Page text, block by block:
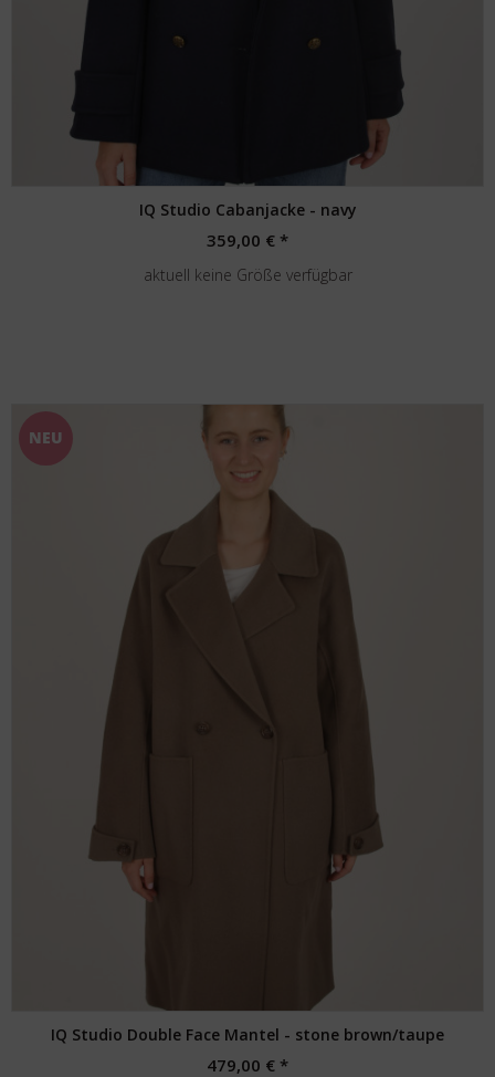
IQ Studio Cabanjacke - navy
359,00 € *
aktuell keine Größe verfügbar
NEU
IQ Studio Double Face Mantel - stone brown/taupe
479,00 € *